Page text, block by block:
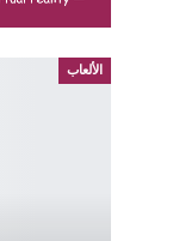
الألعاب